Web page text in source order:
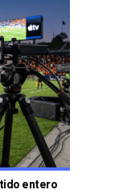
entero